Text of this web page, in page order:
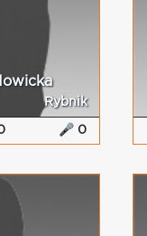
Rybnik
🎤 0